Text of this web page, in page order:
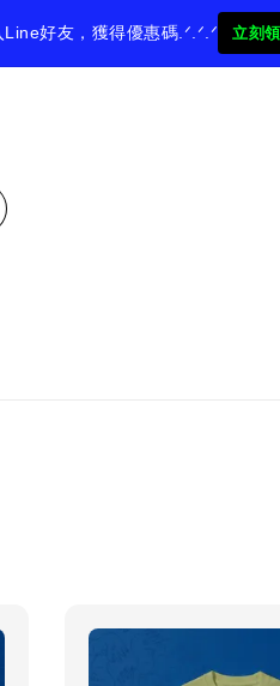
好友，獲得優惠碼.ᐟ.ᐟ.ᐟ 立刻